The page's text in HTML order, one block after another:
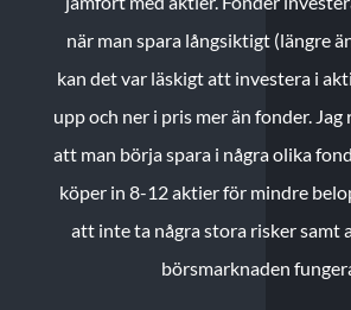
när man spara långsiktigt (längre
kan det var läskigt att investera i
upp och ner i pris mer än fonder.
att man börja spara i några olika
köper in 8-12 aktier för mindre
att inte ta några stora risker samt
börsmarknaden